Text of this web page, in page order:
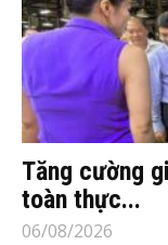
Tăng cường
toàn thực...
06/08/2026